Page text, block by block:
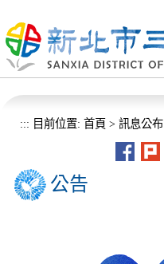
::: 目前位置: 首頁 > 訊息公布
公告